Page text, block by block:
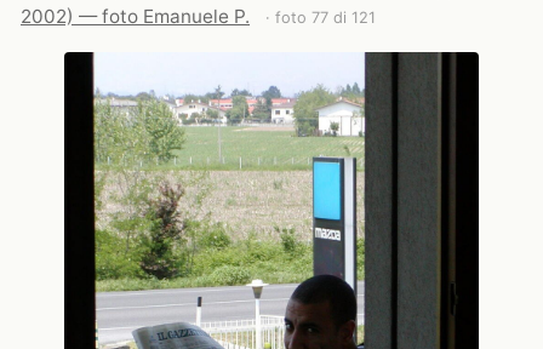
2002) — foto Emanuele P.
· foto 77 di 121